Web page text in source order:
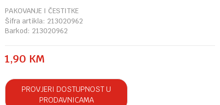
PAKOVANJE I ČESTITKE
Šifra artikla: 213020962
Barkod: 213020962
1,90 KM
PROVJERI DOSTUPNOST U
PRODAVNICAMA